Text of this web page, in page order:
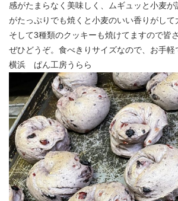
感がたまらなく美味しく、ムギュッと小麦が
がたっぷりでも焼くと小麦のいい香りがして
そして3種類のクッキーも焼けてますので皆
ぜひどうぞ。食べきりサイズなので、お手軽
横浜 ぱん工房うらら